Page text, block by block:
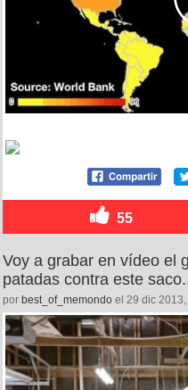
55
Voy a grabar en vídeo el
patadas contra este
por best_of_memondo el 29 dic